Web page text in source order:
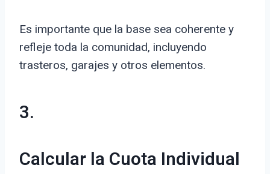
Es importante que la base sea coherente y
refleje toda la comunidad, incluyendo
trasteros, garajes y otros elementos.
3.
Calcular la Cuota Individual